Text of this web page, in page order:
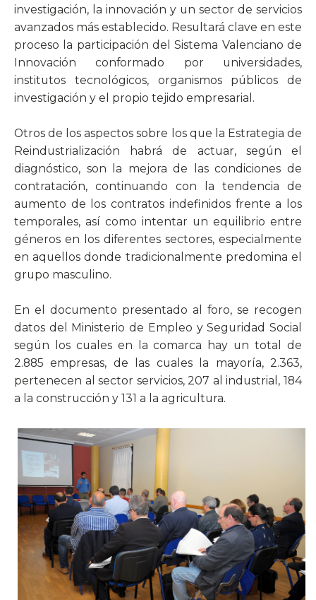
investigación, la innovación y un sector de servicios
avanzados más establecido. Resultará clave en este
proceso la participación del Sistema Valenciano de
Innovación conformado por universidades,
institutos tecnológicos, organismos públicos de
investigación y el propio tejido empresarial.
Otros de los aspectos sobre los que la Estrategia de
Reindustrialización habrá de actuar, según el
diagnóstico, son la mejora de las condiciones de
contratación, continuando con la tendencia de
aumento de los contratos indefinidos frente a los
temporales, así como intentar un equilibrio entre
géneros en los diferentes sectores, especialmente
en aquellos donde tradicionalmente predomina el
grupo masculino.
En el documento presentado al foro, se recogen
datos del Ministerio de Empleo y Seguridad Social
según los cuales en la comarca hay un total de
2.885 empresas, de las cuales la mayoría, 2.363,
pertenecen al sector servicios, 207 al industrial, 184
a la construcción y 131 a la agricultura.